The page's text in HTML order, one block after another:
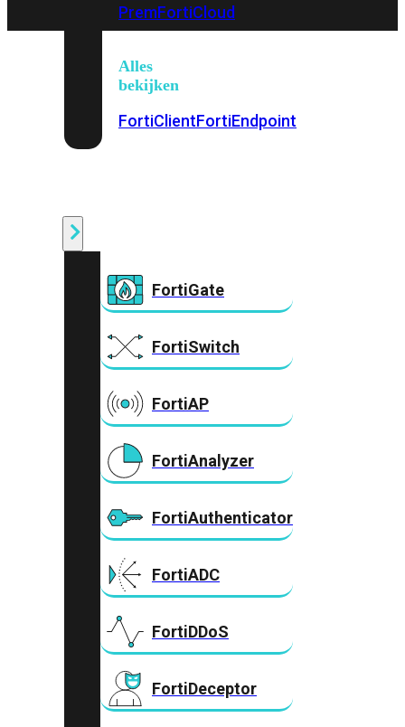
PremFortiCloud
Alles
bekijken
FortiClientFortiEndpoint
FortiGate
FortiSwitch
FortiAP
FortiAnalyzer
FortiAuthenticator
FortiADC
FortiDDoS
FortiDeceptor